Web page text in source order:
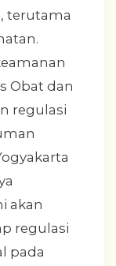
terutama
Obat dan
regulasi
akan
regulasi
pada